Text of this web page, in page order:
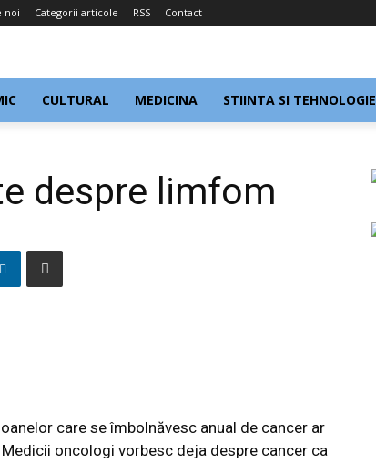
noi Categorii articole RSS Contact
CULTURAL MEDICINA STIINTA SI TEHNOLOGIE
despre limfom
care se îmbolnăvesc anual de cancer ar
oncologi vorbesc deja despre cancer ca